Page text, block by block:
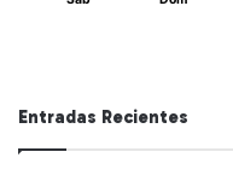
Entradas Recientes